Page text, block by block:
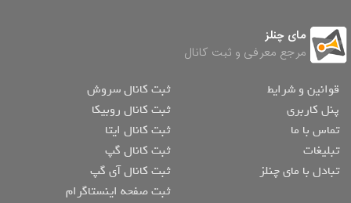
مای چنلز
مرجع معرفی و ثبت کانال
قوانین و شرایط
پنل کاربری
تماس با ما
تبلیغات
تبادل با مای چنلز
ثبت کانال سروش
ثبت کانال روبیکا
ثبت کانال ایتا
ثبت کانال گپ
ثبت کانال آی گپ
ثبت صفحه اینستاگرام